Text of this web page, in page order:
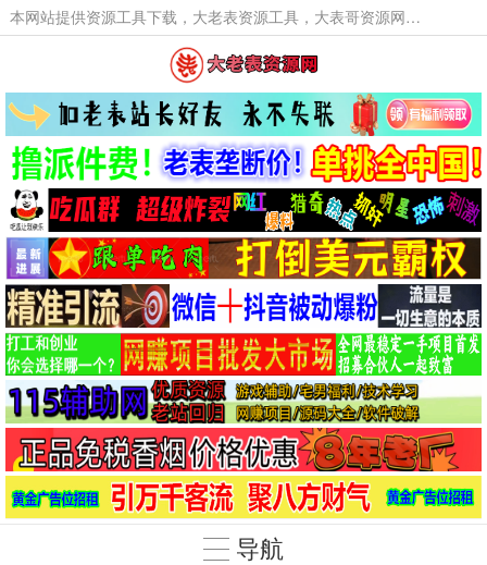
本网站提供资源工具下载，大老表资源工具，大表哥资源网软件工具，大老表资源下载，活动线报福利资源分享,活动线报，大型网游经典游戏，网络热门技术游戏辅助交流与分享。
导航